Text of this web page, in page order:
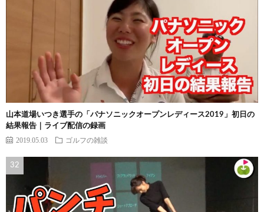
山本道場いつき選手の「パナソニックオープンレディース2019」初日の
結果報告｜ライブ配信の録画
2019.05.03 ゴルフの雑談